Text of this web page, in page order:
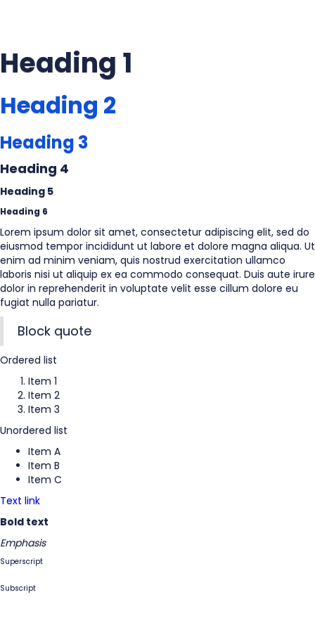
Heading 1
Heading 2
Heading 3
Heading 4
Heading 5
Heading 6
Lorem ipsum dolor sit amet, consectetur adipiscing elit, sed do
eiusmod tempor incididunt ut labore et dolore magna aliqua. Ut
enim ad minim veniam, quis nostrud exercitation ullamco
laboris nisi ut aliquip ex ea commodo consequat. Duis aute irure
dolor in reprehenderit in voluptate velit esse cillum dolore eu
fugiat nulla pariatur.
Block quote
Ordered list
Item 1
Item 2
Item 3
Unordered list
Item A
Item B
Item C
Text link
Bold text
Emphasis
Superscript
Subscript